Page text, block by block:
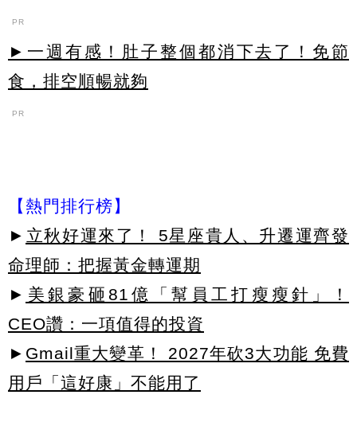
PR
►一週有感！肚子整個都消下去了！免節
食，排空順暢就夠
PR
【熱門排行榜】
► 立秋好運來了！ 5星座貴人、升遷運齊發
命理師：把握黃金轉運期
► 美銀豪砸81億「幫員工打瘦瘦針」！
CEO讚：一項值得的投資
► Gmail重大變革！ 2027年砍3大功能 免費
用戶「這好康」不能用了